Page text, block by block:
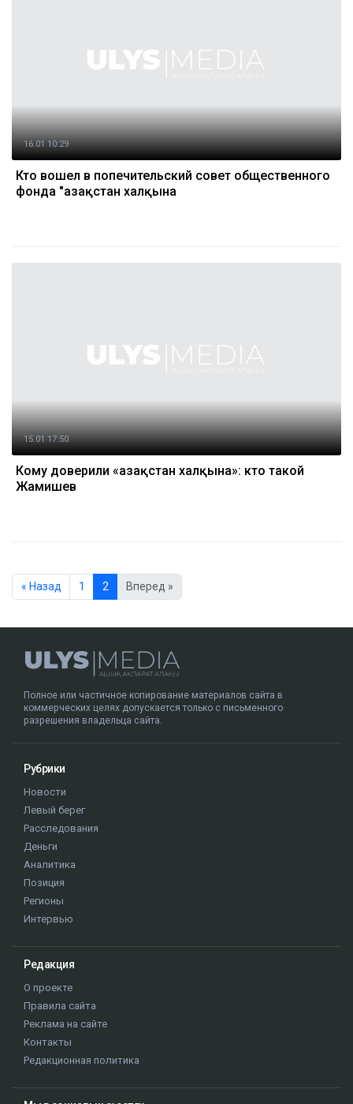
16.01 10:29
Кто вошел в попечительский совет общественного
фонда "Қазақстан халқына
15.01 17:50
Кому доверили «Қазақстан халқына»: кто такой
Жамишев
« Назад 1 2 Вперед »
Полное или частичное копирование материалов сайта в
коммерческих целях допускается только с письменного
разрешения владельца сайта.
Рубрики
Новости
Левый берег
Расследования
Деньги
Аналитика
Позиция
Регионы
Интервью
Редакция
О проекте
Правила сайта
Реклама на сайте
Контакты
Редакционная политика